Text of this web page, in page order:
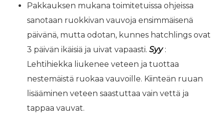
Pakkauksen mukana toimitetuissa ohjeissa
sanotaan ruokkivan vauvoja ensimmäisenä
päivänä, mutta odotan, kunnes hatchlings ovat
3 päivän ikäisiä ja uivat vapaasti. Syy:
Lehtihiekka liukenee veteen ja tuottaa
nestemäistä ruokaa vauvoille. Kiinteän ruuan
lisääminen veteen saastuttaa vain vettä ja
tappaa vauvat.